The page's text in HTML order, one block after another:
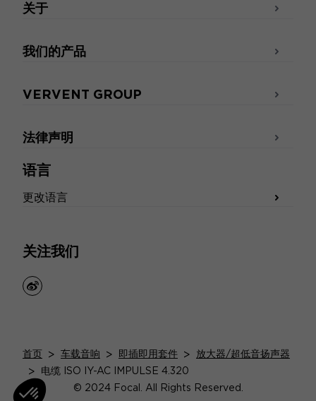
语言
更改语言
关注我们
weibo
关于
我们的产品
VERVENT GROUP
法律声明
首页 > 车载音响 > 即插即用套件 > 放大器/超低音扬声器
>
电缆 ISO IY-AC IMPULSE 4.320
© 2024 Focal. All Rights Reserved.